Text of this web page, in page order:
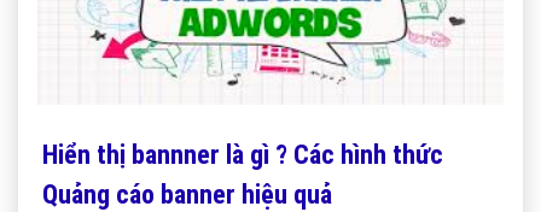
Hiển thị bannner là gì ? Các hình thức
Quảng cáo banner hiệu quả